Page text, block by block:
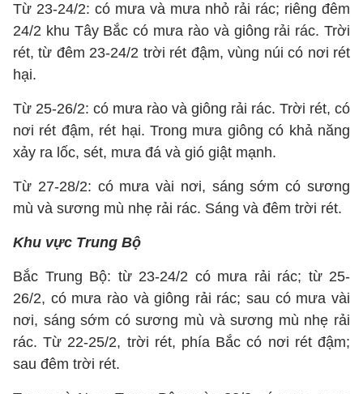
Từ 23-24/2: có mưa và mưa nhỏ rải rác; riêng đêm
24/2 khu Tây Bắc có mưa rào và giông rải rác. Trời
rét, từ đêm 23-24/2 trời rét đậm, vùng núi có nơi rét
hại.
Từ 25-26/2: có mưa rào và giông rải rác. Trời rét, có
nơi rét đậm, rét hại. Trong mưa giông có khả năng
xảy ra lốc, sét, mưa đá và gió giật mạnh.
Từ 27-28/2: có mưa vài nơi, sáng sớm có sương
mù và sương mù nhẹ rải rác. Sáng và đêm trời rét.
Khu vực Trung Bộ
Bắc Trung Bộ: từ 23-24/2 có mưa rải rác; từ 25-
26/2, có mưa rào và giông rải rác; sau có mưa vài
nơi, sáng sớm có sương mù và sương mù nhẹ rải
rác. Từ 22-25/2, trời rét, phía Bắc có nơi rét đậm;
sau đêm trời rét.